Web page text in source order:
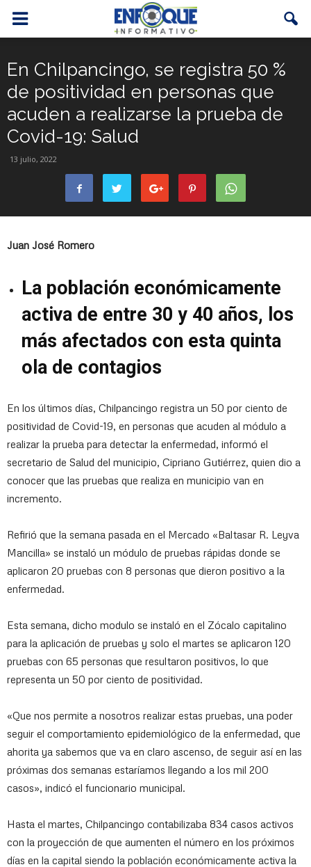
En Chilpancingo, se registra 50 %
de positividad en personas que
acuden a realizarse la prueba de
Covid-19: Salud
13 julio, 2022
Juan José Romero
La población económicamente
activa de entre 30 y 40 años, los
más afectados con esta quinta
ola de contagios
En los últimos días, Chilpancingo registra un 50 por ciento de
positividad de Covid-19, en personas que acuden al módulo a
realizar la prueba para detectar la enfermedad, informó el
secretario de Salud del municipio, Cipriano Gutiérrez, quien dio a
conocer que las pruebas que realiza en municipio van en
incremento.
Refirió que la semana pasada en el Mercado «Baltasar R. Leyva
Mancilla» se instaló un módulo de pruebas rápidas donde se
aplicaron 20 pruebas con 8 personas que dieron positivo a la
enfermedad.
Esta semana, dicho modulo se instaló en el Zócalo capitalino
para la aplicación de pruebas y solo el martes se aplicaron 120
pruebas con 65 personas que resultaron positivos, lo que
representa un 50 por ciento de positividad.
«Que nos permite a nosotros realizar estas pruebas, una poder
seguir el comportamiento epidemiológico de la enfermedad, que
ahorita ya sabemos que va en claro ascenso, de seguir así en las
próximas dos semanas estaríamos llegando a los mil 200
casos», indicó el funcionario municipal.
Hasta el martes, Chilpancingo contabilizaba 834 casos activos
con la proyección de que aumenten el número en los próximos
días en la capital siendo la población económicamente activa la